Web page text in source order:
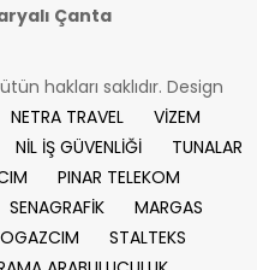
Çanta
hakları saklıdır. Design
NETRA TRAVEL
VİZEM
NİL İŞ GÜVENLİĞİ
TUNALAR
PINAR TELEKOM
SENAGRAFİK
MARGAS
STALTEKS